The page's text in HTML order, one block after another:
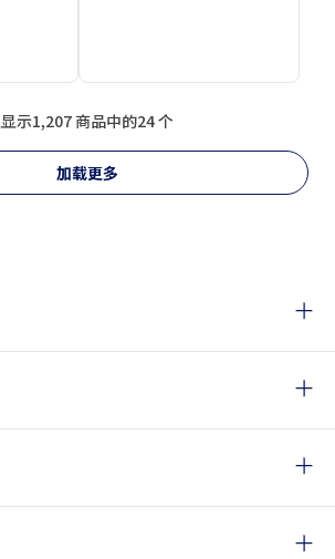
显示1,207 商品中的24 个
加载更多